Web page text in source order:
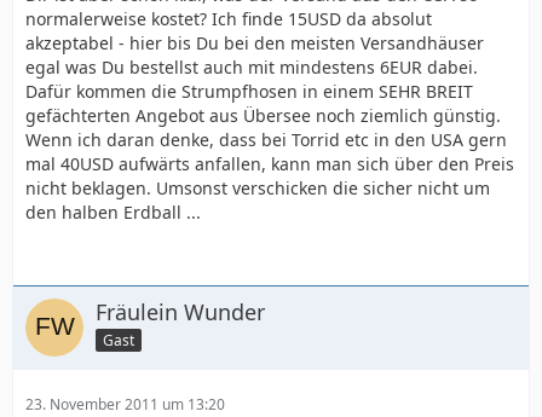
normalerweise kostet? Ich finde 15USD da absolut
akzeptabel - hier bis Du bei den meisten Versandhäuser
egal was Du bestellst auch mit mindestens 6EUR dabei.
Dafür kommen die Strumpfhosen in einem SEHR BREIT
gefächterten Angebot aus Übersee noch ziemlich günstig.
Wenn ich daran denke, dass bei Torrid etc in den USA gern
mal 40USD aufwärts anfallen, kann man sich über den Preis
nicht beklagen. Umsonst verschicken die sicher nicht um
den halben Erdball ...
Fräulein Wunder
Gast
23. November 2011 um 13:20